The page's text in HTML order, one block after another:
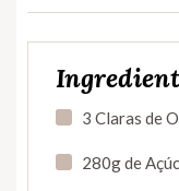
3 Claras de
280g de